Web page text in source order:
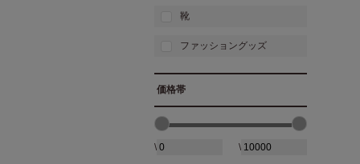
靴
ファッショングッズ
価格帯